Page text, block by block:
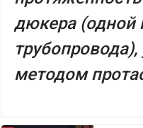
дюкера (одной
методом